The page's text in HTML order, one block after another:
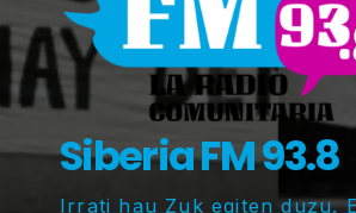
Siberia FM 93.8
Irrati hau Zuk egiten duzu.